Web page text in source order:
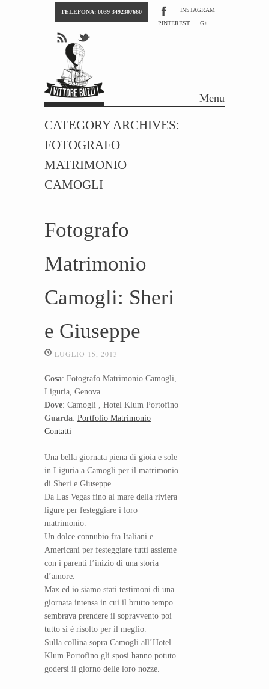
TELEFONA: 0039 3492307660
INSTAGRAM
PINTEREST
G+
Menu
CATEGORY ARCHIVES:
FOTOGRAFO
MATRIMONIO
CAMOGLI
Fotografo
Matrimonio
Camogli: Sheri
e Giuseppe
LUGLIO 15, 2013
Cosa: Fotografo Matrimonio Camogli,
Liguria, Genova
Dove: Camogli , Hotel Klum Portofino
Guarda: Portfolio Matrimonio
Contatti
Una bella giornata piena di gioia e sole
in Liguria a Camogli per il matrimonio
di Sheri e Giuseppe.
Da Las Vegas fino al mare della riviera
ligure per festeggiare i loro
matrimonio.
Un dolce connubio fra Italiani e
Americani per festeggiare tutti assieme
con i parenti l’inizio di una storia
d’amore.
Max ed io siamo stati testimoni di una
giornata intensa in cui il brutto tempo
sembrava prendere il sopravvento poi
tutto si è risolto per il meglio.
Sulla collina sopra Camogli all’Hotel
Klum Portofino gli sposi hanno potuto
godersi il giorno delle loro nozze.